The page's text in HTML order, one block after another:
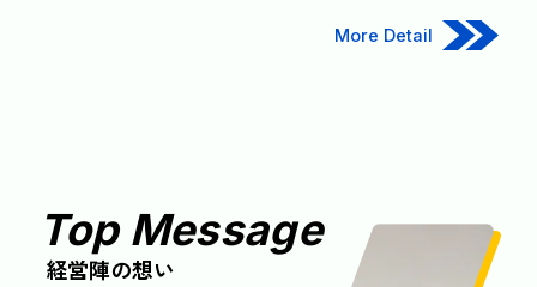
More Detail
Top Message
経営陣の想い